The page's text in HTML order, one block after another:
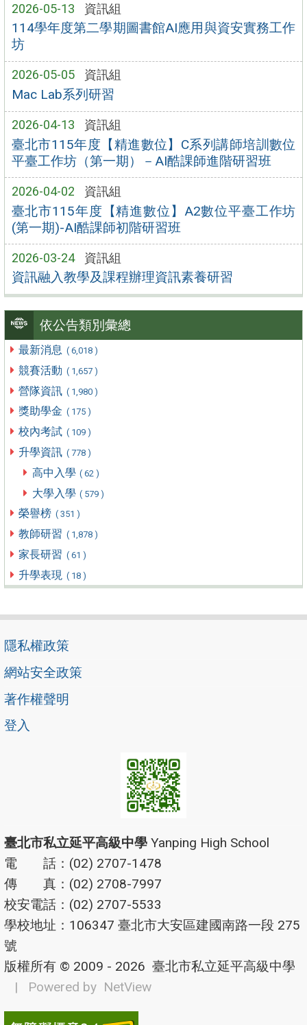
2026-05-13 資訊組
114學年度第二學期圖書館AI應用與資安實務工作
坊
2026-05-05 資訊組
Mac Lab系列研習
2026-04-13 資訊組
臺北市115年度【精進數位】C系列講師培訓數位
平臺工作坊（第一期）－AI酷課師進階研習班
2026-04-02 資訊組
臺北市115年度【精進數位】A2數位平臺工作坊
(第一期)-AI酷課師初階研習班
2026-03-24 資訊組
資訊融入教學及課程辦理資訊素養研習
依公告類別彙總
最新消息 ( 6,018 )
競賽活動 ( 1,657 )
營隊資訊 ( 1,980 )
獎助學金 ( 175 )
校內考試 ( 109 )
升學資訊 ( 778 )
高中入學 ( 62 )
大學入學 ( 579 )
榮譽榜 ( 351 )
教師研習 ( 1,878 )
家長研習 ( 61 )
升學表現 ( 18 )
隱私權政策
網站安全政策
著作權聲明
登入
臺北市私立延平高級中學 Yanping High School
電 話：(02) 2707-1478
傳 真：(02) 2708-7997
校安電話：(02) 2707-5533
學校地址：106347 臺北市大安區建國南路一段 275
號
版權所有 © 2009 - 2026 臺北市私立延平高級中學
| Powered by NetView